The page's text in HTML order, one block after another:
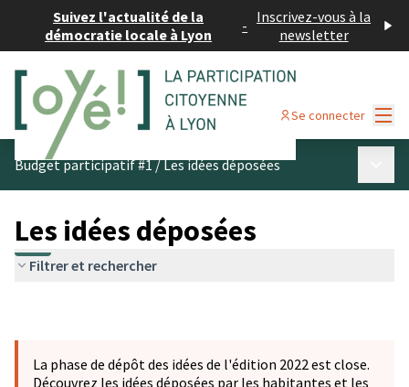
Suivez l'actualité de la
démocratie locale à Lyon
- Inscrivez-vous à la
newsletter
Se connecter
Budget participatif #1/Les idées déposées
Les idées déposées
Filtrer et rechercher
La phase de dépôt des idées de l'édition 2022 est close.
Découvrez les idées déposées par les habitantes et les